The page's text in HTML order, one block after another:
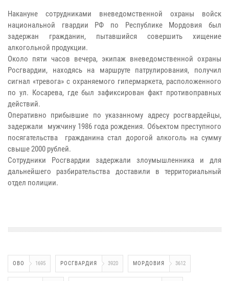
Накануне сотрудниками вневедомственной охраны войск
национальной гвардии РФ по Республике Мордовия был
задержан гражданин, пытавшийся совершить хищение
алкогольной продукции.
Около пяти часов вечера, экипаж вневедомственной охраны
Росгвардии, находясь на маршруте патрулирования, получил
сигнал «тревога» с охраняемого гипермаркета, расположенного
по ул. Косарева, где был зафиксирован факт противоправных
действий.
Оперативно прибывшие по указанному адресу росгвардейцы,
задержали мужчину 1986 года рождения. Объектом преступного
посягательства гражданина стал дорогой алкоголь на сумму
свыше 2000 рублей.
Сотрудники Росгвардии задержали злоумышленника и для
дальнейшего разбирательства доставили в территориальный
отдел полиции.
ОВО 1695 РОСГВАРДИЯ 3920 МОРДОВИЯ 3612